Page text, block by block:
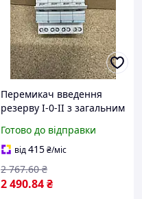
Перемикач введення
резерву I-0-II з загальним
А/400В Hager перемикач
трьохпозиційний для
генератора
Готово до відправки
від415₴/міс
2 490.84₴
2 767.60 ₴